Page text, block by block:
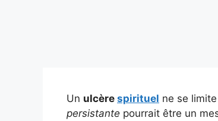
Un ulcère spirituel ne se
persistante pourrait être un